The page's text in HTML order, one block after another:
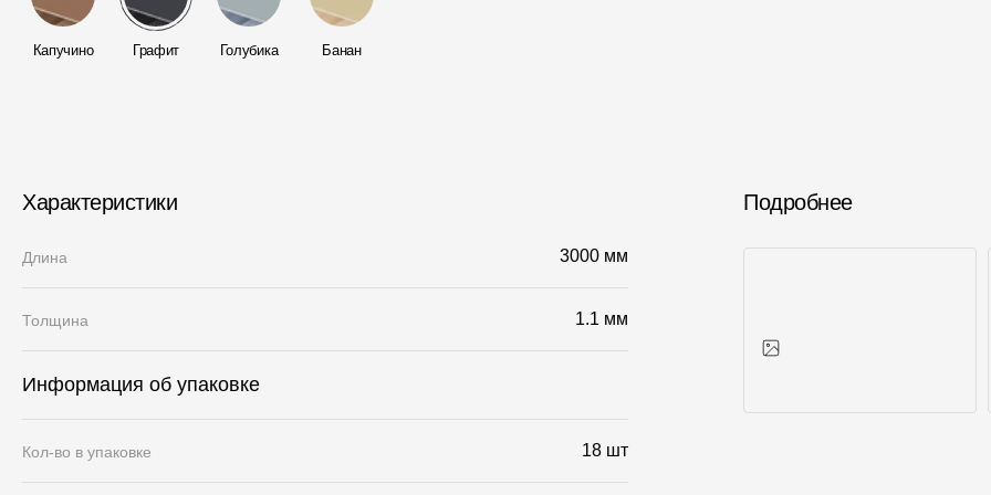
Капучино Графит Голубика Банан
Характеристики
Длина 3000 мм
Толщина 1.1 мм
Информация об упаковке
Кол-во в упаковке 18 шт
Подробнее